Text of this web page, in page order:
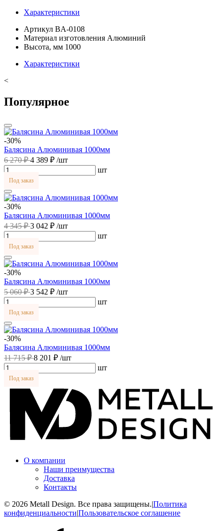
Характеристики
Артикул BA-0108
Материал изготовления Алюминий
Высота, мм 1000
Характеристики
<
Популярное
-30%
Балясина Алюминивая 1000мм
6 270 ₽4 389 ₽ /шт
шт
Под заказ
-30%
Балясина Алюминивая 1000мм
4 345 ₽3 042 ₽ /шт
шт
Под заказ
-30%
Балясина Алюминивая 1000мм
5 060 ₽3 542 ₽ /шт
шт
Под заказ
-30%
Балясина Алюминивая 1000мм
11 715 ₽8 201 ₽ /шт
шт
Под заказ
О компании
Наши преимущества
Доставка
Контакты
© 2026 Metall Design. Все права защищены.|Политика
конфиденциальности|Пользовательское соглашение